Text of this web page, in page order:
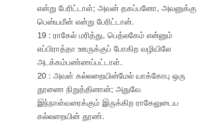
என்று பேரிட்டாள்; அவன் தகப்பனோ, அவனுக்கு
பென்யமீன் என்று பேரிட்டான்.
19 : ராகேல் மரித்து, பெத்லகேம் என்னும்
எப்பிராத்தா ஊருக்குப் போகிற வழியிலே
அடக்கம்பண்ணப்பட்டாள்.
20 : அவள் கல்லறையின்மேல் யாக்கோபு ஒரு
தூணை நிறுத்தினான்; அதுவே
இந்நாள்வரைக்கும் இருக்கிற ராகேலுடைய
கல்லறையின் தூண்.